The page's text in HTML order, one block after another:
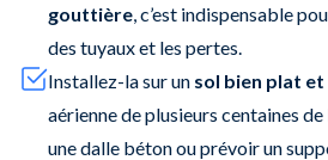
gouttière, c’est indispensable
des tuyaux et les pertes.
Installez-la sur un sol bien plat
aérienne de plusieurs centaines
une dalle béton ou prévoir un